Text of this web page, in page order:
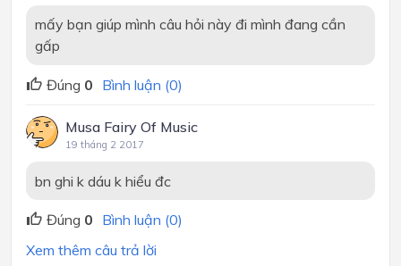
mấy bạn giúp mình câu hỏi này đi mình đang cần
gấp
Đúng 0 Bình luận (0)
Musa Fairy Of Music
19 tháng 2 2017
bn ghi k dáu k hiểu đc
Đúng 0 Bình luận (0)
Xem thêm câu trả lời